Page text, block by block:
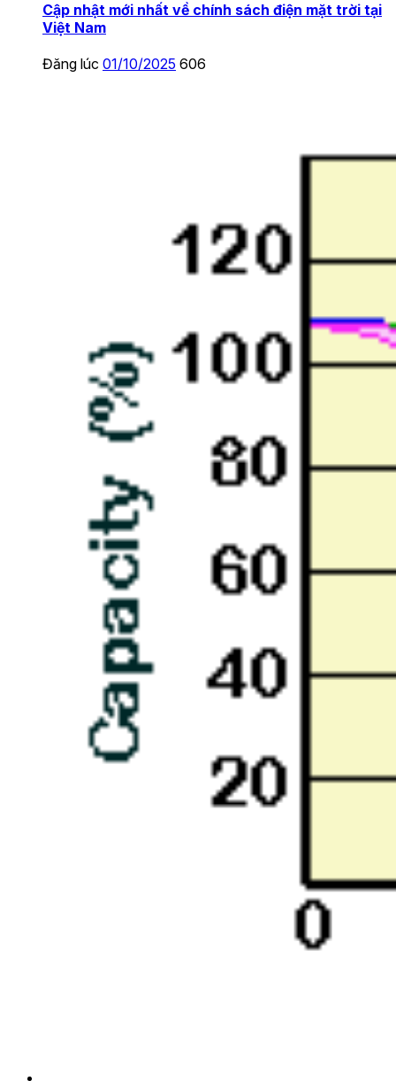
Cập nhật mới nhất về chính sách điện mặt trời tại
Việt Nam
Đăng lúc 01/10/2025 606